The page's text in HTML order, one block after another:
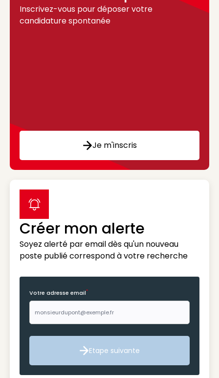
Inscrivez-vous pour déposer votre
candidature spontanée
Je m'inscris
Créer mon alerte
Soyez alerté par email dès qu'un nouveau
poste publié correspond à votre recherche
label icon
Votre adresse email*
Etape suivante
Etape suivante